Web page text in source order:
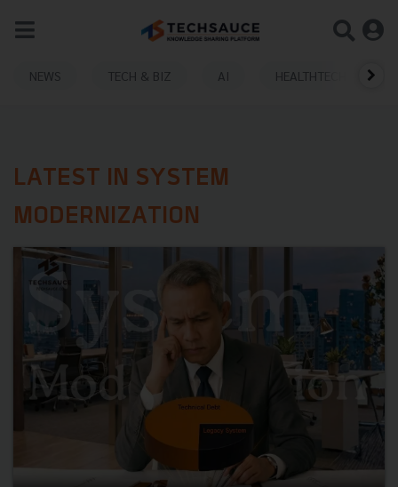
NEWS TECH & BIZ AI HEALTHTECH
LATEST IN SYSTEM
MODERNIZATION